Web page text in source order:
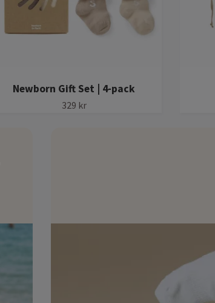
Newborn Gift Set | 4-pack
329 kr